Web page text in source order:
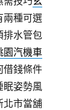
兩種可選
排水管包
園汽機車
借錢條件
眠姿勢風
北市當舖